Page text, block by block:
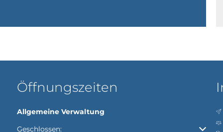
Öffnungszeiten
Allgemeine Verwaltung
Klicken, um weitere Öffnungs- oder Schließzeiten
Geschlossen: